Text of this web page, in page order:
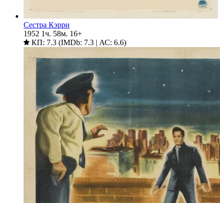
Сестра Кэрри
1952 1ч. 58м. 16+
КП: 7.3 (IMDb: 7.3 | АС: 6.6)